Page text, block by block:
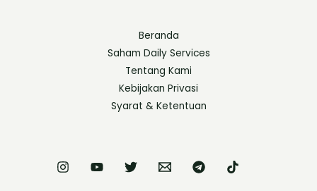
Beranda
Saham Daily Services
Tentang Kami
Kebijakan Privasi
Syarat & Ketentuan